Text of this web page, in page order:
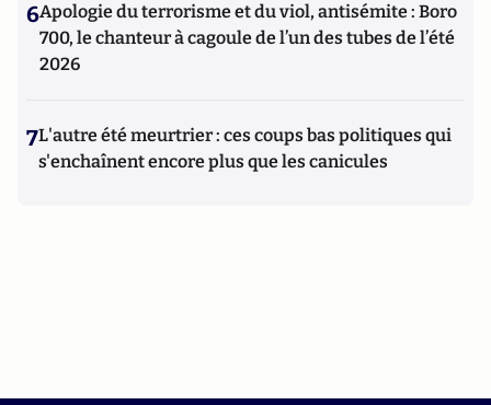
6Apologie du terrorisme et du viol, antisémite : Boro
700, le chanteur à cagoule de l’un des tubes de l’été
2026
7L'autre été meurtrier : ces coups bas politiques qui
s'enchaînent encore plus que les canicules